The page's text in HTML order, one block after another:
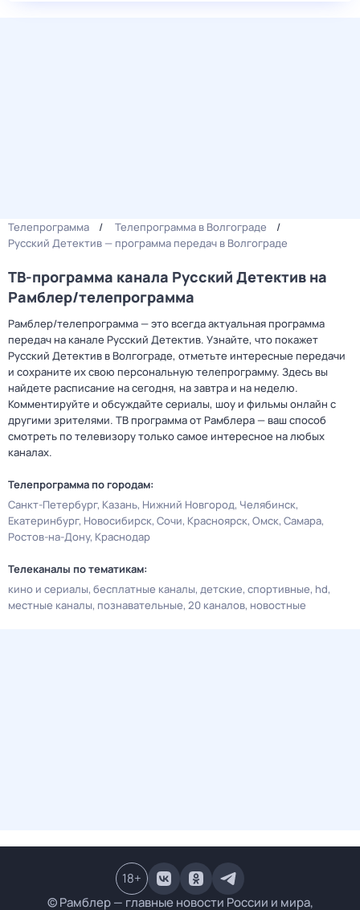
Телепрограмма
Телепрограмма в Волгограде
Русский Детектив — программа передач в Волгограде
ТВ-программа канала Русский Детектив на
Рамблер/телепрограмма
Рамблер/телепрограмма — это всегда актуальная программа
передач на канале Русский Детектив. Узнайте, что покажет
Русский Детектив в Волгограде, отметьте интересные передачи
и сохраните их свою персональную телепрограмму. Здесь вы
найдете расписание на сегодня, на завтра и на неделю.
Комментируйте и обсуждайте сериалы, шоу и фильмы онлайн с
другими зрителями. ТВ программа от Рамблера — ваш способ
смотреть по телевизору только самое интересное на любых
каналах.
Телепрограмма по городам:
Санкт-Петербург Казань Нижний Новгород Челябинск
Екатеринбург Новосибирск Сочи Красноярск Омск Самара
Ростов-на-Дону Краснодар
Телеканалы по тематикам:
кино и сериалы бесплатные каналы детские спортивные hd
местные каналы познавательные 20 каналов новостные
© Рамблер — главные новости России и мира,
18+